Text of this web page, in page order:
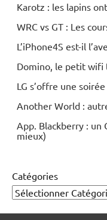
Karotz : les lapins
WRC vs GT : Les
L’iPhone4S est-il
Domino, le petit wifi
LG s’offre une
Another World :
App. Blackberry : un
mieux)
Catégories